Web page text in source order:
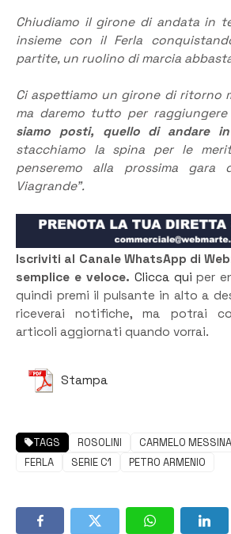
Chiudiamo il girone di andata in
insieme con il Ferla
partite, un ruolino di marcia
Ci aspettiamo un girone di ritorno
ma daremo tutto per raggiungere
siamo posti, quello di andare
stacchiamo la spina per le
penseremo alla prossima gara
Viagrande”.
Iscriviti al Canale WhatsApp di
semplice e veloce. Clicca qui per
quindi premi il pulsante in alto a
riceverai notifiche, ma potrai
articoli aggiornati quando vorrai.
Stampa
TAGS ROSOLINI CARMELO MESSINA
FERLA
SERIE C1 PETRO ARMENIO